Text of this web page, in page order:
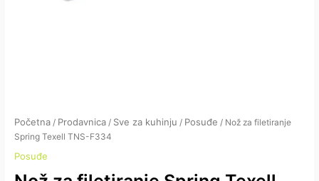
Početna / Prodavnica / Sve za kuhinju / Posuđe / Nož za filetiranje
Spring Texell TNS-F334
Posuđe